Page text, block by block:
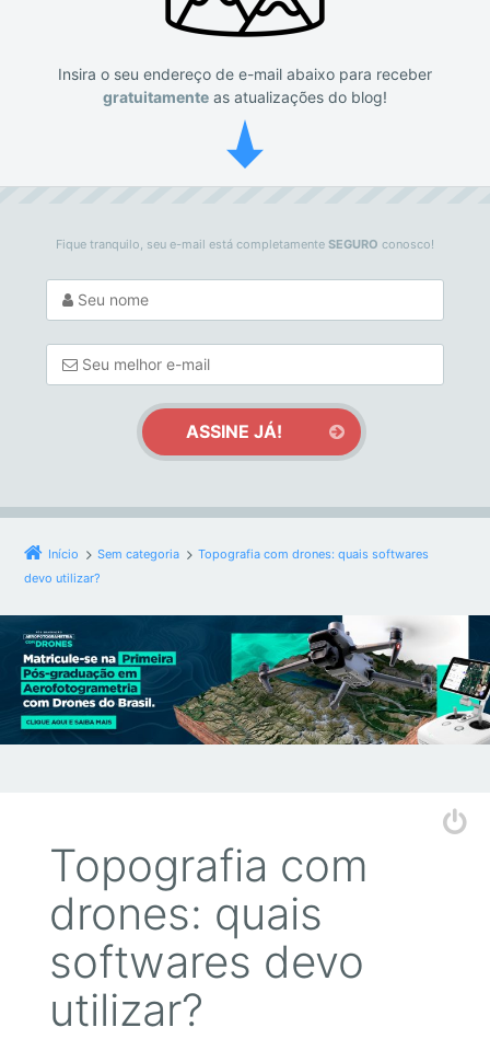
Insira o seu endereço de e-mail abaixo para receber
gratuitamente as atualizações do blog!
Fique tranquilo, seu e-mail está completamente SEGURO conosco!
Início Sem categoria
Topografia com drones: quais softwares
devo utilizar?
Topografia com
drones: quais
softwares devo
utilizar?